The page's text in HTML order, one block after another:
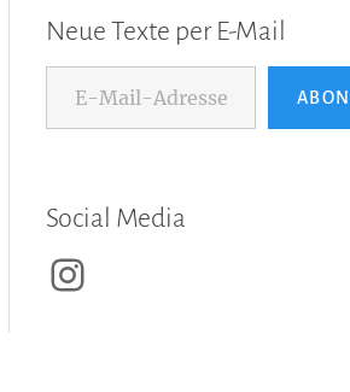
Neue Texte per E-Mail
E-Mail-Adresse...
Social Media
Instagram